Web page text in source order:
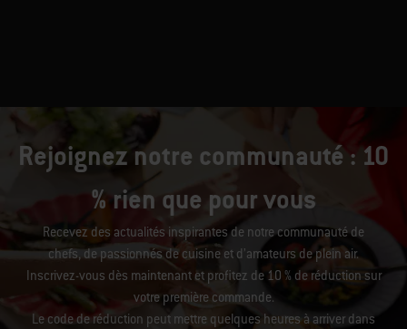
Rejoignez notre communauté : 10
% rien que pour vous
Recevez des actualités inspirantes de notre communauté de
chefs, de passionnés de cuisine et d’amateurs de plein air.
Inscrivez-vous dès maintenant et profitez de 10 % de réduction sur
votre première commande.
Le code de réduction peut mettre quelques heures à arriver dans